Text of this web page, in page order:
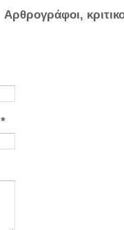
Αρθρογράφοι,
*